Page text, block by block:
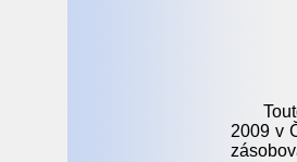
2009 v